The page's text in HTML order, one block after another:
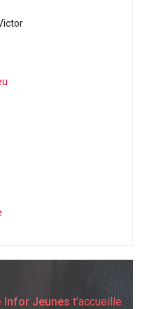
Infor Jeunes t'accueille